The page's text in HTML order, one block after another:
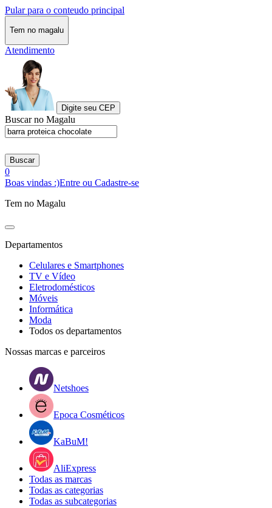
Pular para o conteudo principal
Tem no magalu
Atendimento
Digite seu CEP
Buscar no Magalu
Buscar
0
Boas vindas :)Entre ou Cadastre-se
Tem no Magalu
Departamentos
Celulares e Smartphones
TV e Vídeo
Eletrodomésticos
Móveis
Informática
Moda
Todos os departamentos
Nossas marcas e parceiros
Netshoes
Epoca Cosméticos
KaBuM!
AliExpress
Todas as marcas
Todas as categorias
Todas as subcategorias